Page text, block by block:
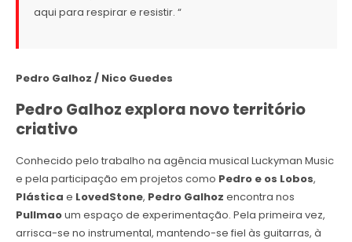
aqui para respirar e resistir. “
Pedro Galhoz / Nico Guedes
Pedro Galhoz explora novo território
criativo
Conhecido pelo trabalho na agência musical Luckyman Music
e pela participação em projetos como Pedro e os Lobos,
Plástica e LovedStone, Pedro Galhoz encontra nos
Pullmaoum espaço de experimentação. Pela primeira vez,
arrisca-se no instrumental, mantendo-se fiel às guitarras, à